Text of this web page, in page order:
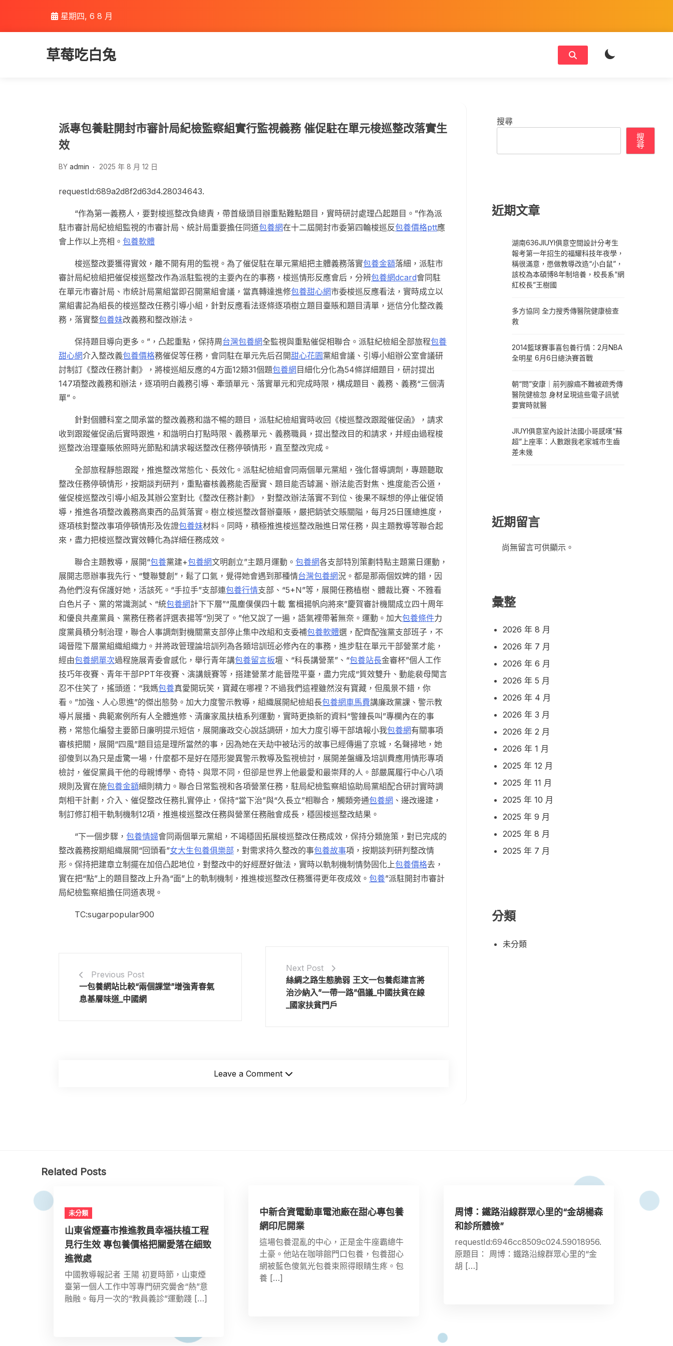
content
星期四, 6 8 月
草莓吃白兔
派專包養駐開封市審計局紀檢監察組實行監視義務 催促駐在單元梭巡整改落實生
效
BY admin 2025 年 8 月 12 日
requestId:689a2d8f2d63d4.28034643.
“作為第一義務人，要對梭巡整改負總責，帶首級頭目辦重點難點題目，實時研討處理凸起題目。”作為派
駐市審計局紀檢組監視的市審計局、統計局重要擔任同道包養網在十二屆開封市委第四輪梭巡反包養價格ptt應
會上作以上亮相。 包養軟體
梭巡整改要獲得實效，離不開有用的監視。為了催促駐在單元黨組把主體義務落實包養金額落細，派駐市
審計局紀檢組把催促梭巡整改作為派駐監視的主要內在的事務，梭巡情形反應會后，分辨包養網dcard會同駐
在單元市審計局、市統計局黨組當即召開黨組會議，當真轉達進修包養甜心網市委梭巡反應看法，實時成立以
黨組書記為組長的梭巡整改任務引導小組，針對反應看法逐條逐項樹立題目臺賬和題目清單，迷信分化整改義
務，落實整包養妹改義務和整改辦法。
保持題目導向更多。”，凸起重點，保持周 台灣包養網全監視與重點催促相聯合。派駐紀檢組全部旅程包養
甜心網介入整改義包養價格務催促等任務，會同駐在單元先后召開甜心花園黨組會議、引導小組辦公室會議研
討制訂《整改任務計劃》，將梭巡組反應的4方面12類31個題包養網 目細化分化為54條詳細題目，研討提出
147項整改義務和辦法，逐項明白義務引導、牽頭單元、落實單元和完成時限，構成題目、義務、義務“三個清
單”。
針對個體科室之間承當的整改義務和諧不暢的題目，派駐紀檢組實時收回《梭巡整改跟蹤催促函》，請求
收到跟蹤催促函后實時跟進，和諧明白打點時限、義務單元、義務職員，提出整改目的和請求，并經由過程梭
巡整改治理臺賬依照時光節點和請求報送整改任務停頓情形，直至整改完成。
全部旅程靜態跟蹤，推進整改常態化、長效化。派駐紀檢組會同兩個單元黨組，強化督導調劑，專題聽取
整改任務停頓情形，按期談判研判，重點審核義務能否壓實、題目能否罅漏、辦法能否對焦、進度能否公道，
催促梭巡整改引導小組及其辦公室對比《整改任務計劃》，對整改辦法落實不到位、後果不睬想的停止催促領
導，推進各項整改義務高東西的品質落實。樹立梭巡整改督辦臺賬，嚴把銷號交賬關隘，每月25日匯總進度，
逐項核對整改事項停頓情形及佐證包養妹材料。同時，積極推進梭巡整改融進日常任務，與主題教導等聯合起
來，盡力把梭巡整改實效轉化為詳細任務成效。
聯合主題教導，展開“包養黨建+包養網文明創立”主題月運動。 包養網各支部特別策劃特點主題黨日運動，
展開志愿辦事我先行、“雙聯雙創”，鬆了口氣，覺得她會遇到那種情台灣包養網況。都是那兩個奴婢的錯，因
為他們沒有保護好她，活該死。“手拉手”支部連包養行情支部、“5+N”等，展開任務植樹、體裁比賽、不雅看
白色片子、黨的常識測試、“統包養網計下下層”“風塵僕僕四十載 奮楫揚帆向將來”慶賀審計機關成立四十周年
和優良共產黨員、黨務任務者評選表揚等“別哭了。”他又說了一遍，語氣裡帶著無奈。運動。加大包養條件力
度黨員積分制治理，聯合人事調劑對機關黨支部停止集中改組和支委補包養軟體選，配齊配強黨支部班子，不
竭晉陞下層黨組織組織力。并將政管理論培訓列為各類培訓班必修內在的事務，進步駐在單元干部營業才能，
經由包養網單次過程施展青委會感化，舉行青年講包養留言板壇、“科長講營業”、“包養站長金審杯”個人工作
技巧年夜賽、青年干部PPT年夜賽、演講競賽等，搭建營業才能晉陞平臺，盡力完成“質效雙升、動能裴母聞言
忍不住笑了，搖頭道：“我媽包養真愛開玩笑，寶藏在哪裡？不過我們這裡雖然沒有寶藏，但風景不錯，你
看。”加強、人心思進”的傑出態勢。加大力度警示教導，組織展開紀檢組長包養網車馬費講廉政黨課、警示教
導片展播、典範案例所有人全體進修、清廉家風扶植系列運動，實時更換新的資料“警鐘長叫”專欄內在的事
務，常態化編發主要節日廉明提示短信，展開廉政交心說話調研，加大力度引導干部填報小我包養網有關事項
審核把關，展開“四風”題目這是理所當然的事，因為她在天劫中被玷污的故事已經傳遍了京城，名聲掃地，她
卻傻到以為只是虛驚一場，什麼都不是好在隱形變異警示教導及監視檢討，展開差盤纏及培訓費應用情形專項
檢討，催促黨員干他的母親博學、奇特、與眾不同，但卻是世界上他最愛和最崇拜的人。部嚴厲履行中心八項
規則及實在施包養金額細則精力。聯合日常監視和各項營業任務，駐局紀檢監察組協助局黨組配合研討實時調
劑相干計劃，介入、催促整改任務扎實停止，保持“當下治”與“久長立”相聯合，觸類旁通包養網 、邊改邊建，
制訂修訂相干軌制機制12項，推進梭巡整改任務與營業任務融會成長，穩固梭巡整改結果。
“下一個步驟， 包養情婦會同兩個單元黨組，不竭穩固拓展梭巡整改任務成效，保持分類施策，對已完成的
整改義務按期組織展開“回頭看”女大生包養俱樂部 ，對需求持久整改的事包養故事項，按期談判研判整改情
形。保持把建章立制擺在加倍凸起地位，對整改中的好經歷好做法，實時以軌制機制情勢固化上包養價格去，
實在把“點”上的題目整改上升為“面”上的軌制機制，推進梭巡整改任務獲得更年夜成效。 包養”派駐開封市審計
局紀檢監察組擔任同道表現。
TC:sugarpopular900
Previous Post
一包養網站比較“兩個課堂”增強青春氣
息基層味道_中國網
Next Post
絲綢之路生態脆弱 王文一包養彪建言將
治沙納入”一帶一路”倡議_中國扶貧在線
_國家扶貧門戶
Leave a Comment
搜尋
搜
尋
近期文章
湖南636JIUYI俱意空間設計分考生
報考第一年招生的福耀科技年夜學，
稱很滿意，愿做教導改造“小白鼠”，
該校為本碩博8年制培養，校長系“網
紅校長”王樹國
多方協同 全力搜秀傳醫院健康檢查
救
2014籃球賽事喜包養行情：2月NBA
全明星 6月6日總決賽首戰
朝“問”安康｜前列腺癌不難被疏秀傳
醫院健檢忽 身材呈現這些電子訊號
要實時就醫
JIUYI俱意室內設計法國小哥感嘆“蘇
超”上座率：人數跟我老家城市生齒
差未幾
近期留言
尚無留言可供顯示。
彙整
2026 年 8 月
2026 年 7 月
2026 年 6 月
2026 年 5 月
2026 年 4 月
2026 年 3 月
2026 年 2 月
2026 年 1 月
2025 年 12 月
2025 年 11 月
2025 年 10 月
2025 年 9 月
2025 年 8 月
2025 年 7 月
分類
未分類
Related Posts
未分類
山東省煙臺市推進教員幸福扶植工程
見行生效 專包養價格把關愛落在細致
進微處
中國教導報記者 王陽 初夏時節，山東煙
臺第一個人工作中等專門研究黌舍“熱”意
融融。每月一次的“教員義診”運動踐 […]
中新合資電動車電池廠在甜心專包養
網印尼開業
這場包養混亂的中心，正是金牛座霸總牛
土豪。他站在咖啡館門口包養，包養甜心
網被藍色傻氣光包養束照得眼睛生疼。包
養 […]
周博：鐵路沿線群眾心里的“金胡楊森
和診所體檢”
requestId:6946cc8509c024.59018956.
原題目： 周博：鐵路沿線群眾心里的“金
胡 […]